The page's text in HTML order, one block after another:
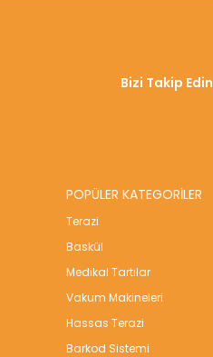
Bizi Takip Edin
POPÜLER KATEGORİLER
Terazi
Baskül
Medikal Tartılar
Vakum Makineleri
Hassas Terazi
Barkod Sistemi